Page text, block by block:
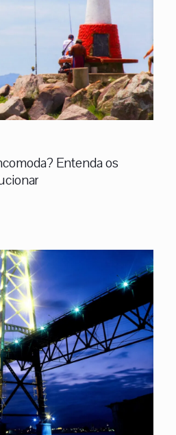
Entenda os